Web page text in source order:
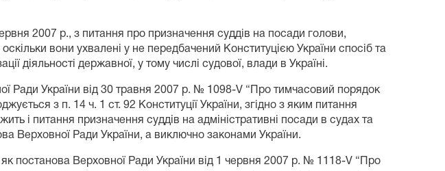
2007 р., з питання про призначення суддів на посади голови,
вони ухвалені у не передбачений Конституцією України спосіб та
діяльності державної, у тому числі судової, влади в Україні.
Ради України від 30 травня 2007 р. № 1098-V “Про тимчасовий порядок
з п. 14 ч. 1 ст. 92 Конституції України, згідно з яким питання
і питання призначення суддів на адміністративні посади в судах та
Верховної Ради України, а виключно законами України.
постанова Верховної Ради України від 1 червня 2007 р. № 1118-V “Про